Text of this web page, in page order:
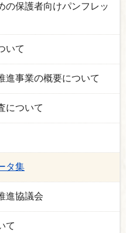
の保護者向けパンフレッ
いて
進事業の概要について
について
タ集
進協議会
て